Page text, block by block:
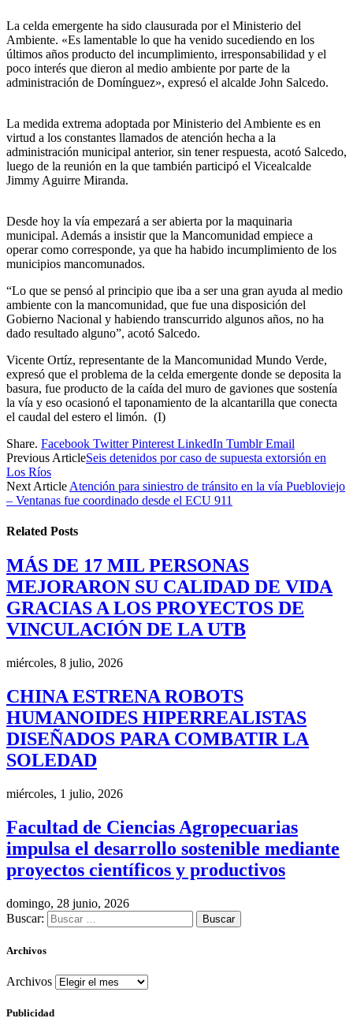
La celda emergente ha sido clausurada por el Ministerio del
Ambiente. «Es lamentable lo que ha venido sucediendo en los
últimos años producto del incumplimiento, irresponsabilidad y el
poco interés que dieron al medio ambiente por parte de la
administración de Domínguez», expresó el alcalde John Salcedo.
La medida extrema adoptada por Ministerio del Ambiente es en
virtud a los constantes llamados de atención hecha a la
administración municipal anterior, sin tener respuesta, acotó Salcedo,
luego de la reunión en la que también participó el Vicealcalde
Jimmy Aguirre Miranda.
Desde hoy la vía empezará a ser abierta por la maquinaria
municipal. Además a insistir que la Mancomunidad empiece a
operar como corresponde, ya que ha habido incumplimiento de los
municipios mancomunados.
“Lo que se pensó al principio que iba a ser una gran ayuda al medio
ambiente con la mancomunidad, que fue una disposición del
Gobierno Nacional y habiendo transcurrido algunos años, no ha
dado resultado alguno”, acotó Salcedo.
Vicente Ortíz, representante de la Mancomunidad Mundo Verde,
expresó que el problema de la celda emergente donde se deposita la
basura, fue producto de la caída del muro de gaviones que sostenía
la vía y eso ocasionó el taponamiento de la alcantarilla que conecta
el caudal del estero el limón. (I)
Share. Facebook Twitter Pinterest LinkedIn Tumblr Email
Previous ArticleSeis detenidos por caso de supuesta extorsión en
Los Ríos
Next Article Atención para siniestro de tránsito en la vía Puebloviejo
– Ventanas fue coordinado desde el ECU 911
Related Posts
MÁS DE 17 MIL PERSONAS
MEJORARON SU CALIDAD DE VIDA
GRACIAS A LOS PROYECTOS DE
VINCULACIÓN DE LA UTB
miércoles, 8 julio, 2026
CHINA ESTRENA ROBOTS
HUMANOIDES HIPERREALISTAS
DISEÑADOS PARA COMBATIR LA
SOLEDAD
miércoles, 1 julio, 2026
Facultad de Ciencias Agropecuarias
impulsa el desarrollo sostenible mediante
proyectos científicos y productivos
domingo, 28 junio, 2026
Buscar:
Archivos
Archivos
Publicidad